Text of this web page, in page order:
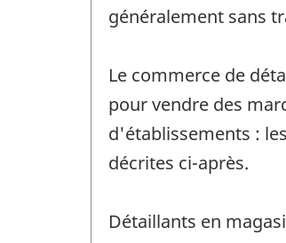
généralement sans
Le commerce de
pour vendre des
d'établissements :
décrites ci-après.
Détaillants en